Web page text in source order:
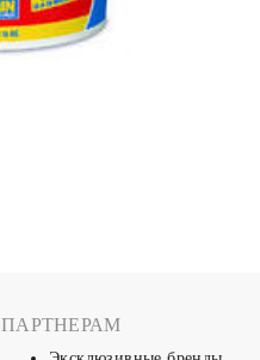
ПАРТНЕРАМ